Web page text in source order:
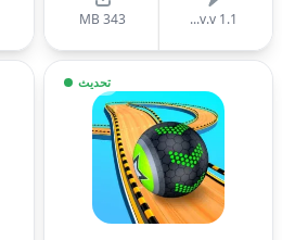
v.v 1.1...
343 MB
تحديث